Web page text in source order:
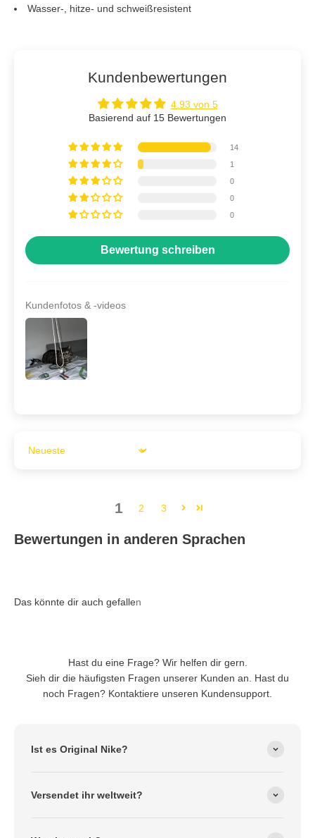
Wasser-, hitze- und schweißresistent
Kundenbewertungen
4.93 von 5
Basierend auf 15 Bewertungen
14
1
0
0
0
Bewertung schreiben
Kundenfotos & -videos
Sort by
1 2 3
Bewertungen in anderen Sprachen
Hast du eine Frage? Wir helfen dir gern.
Sieh dir die häufigsten Fragen unserer Kunden an. Hast du
noch Fragen? Kontaktiere unseren Kundensupport.
Ist es Original Nike?
Versendet ihr weltweit?